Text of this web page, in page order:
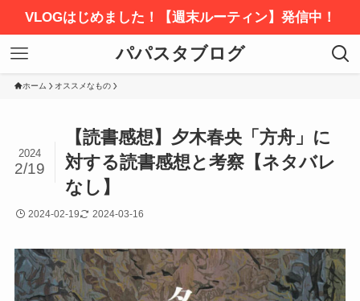
VLOGはじめました！【週末ルーティン】発信中！
パパスタブログ
ホーム オススメなもの
【読書感想】夕木春央「方舟」に
対する読書感想と考察【ネタバレ
なし】
2024
2/19
2024-02-19 2024-03-16